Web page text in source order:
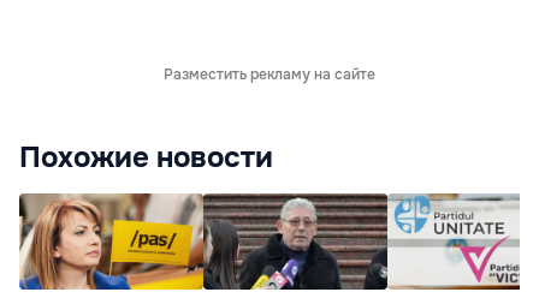
Разместить рекламу на сайте
Похожие новости